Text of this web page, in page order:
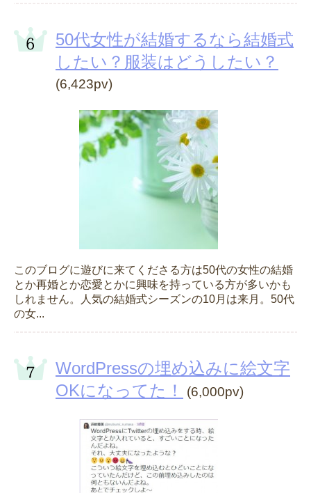
50代女性が結婚するなら結婚式
したい？服装はどうしたい？
(6,423pv)
このブログに遊びに来てくださる方は50代の女性の結婚
とか再婚とか恋愛とかに興味を持っている方が多いかも
しれません。人気の結婚式シーズンの10月は来月。50代
の女...
WordPressの埋め込みに絵文字
OKになってた！
(6,000pv)